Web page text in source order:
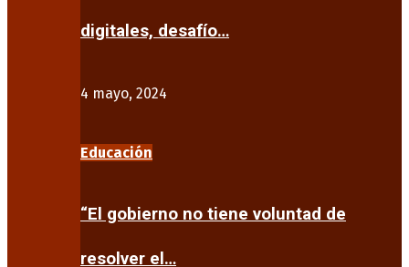
digitales, desafío…
4 mayo, 2024
Educación
“El gobierno no tiene voluntad de
resolver el…